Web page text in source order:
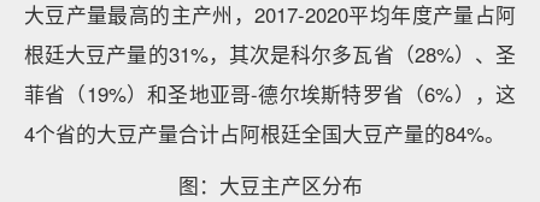
大豆产量最高的主产州，2017-2020平均年度产量占阿
根廷大豆产量的31%，其次是科尔多瓦省（28%）、圣
菲省（19%）和圣地亚哥-德尔埃斯特罗省（6%），这
4个省的大豆产量合计占阿根廷全国大豆产量的84%。
图：大豆主产区分布